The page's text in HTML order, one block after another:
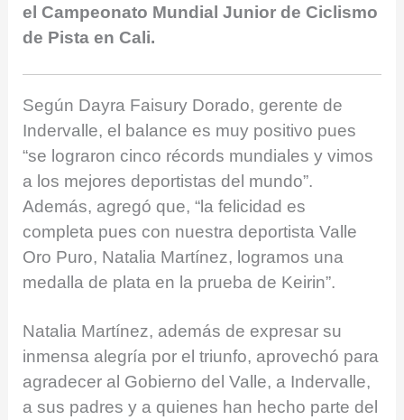
el Campeonato Mundial Junior de Ciclismo
de Pista en Cali.
Según Dayra Faisury Dorado, gerente de
Indervalle, el balance es muy positivo pues
“se lograron cinco récords mundiales y vimos
a los mejores deportistas del mundo”.
Además, agregó que, “la felicidad es
completa pues con nuestra deportista Valle
Oro Puro, Natalia Martínez, logramos una
medalla de plata en la prueba de Keirin”.
Natalia Martínez, además de expresar su
inmensa alegría por el triunfo, aprovechó para
agradecer al Gobierno del Valle, a Indervalle,
a sus padres y a quienes han hecho parte del